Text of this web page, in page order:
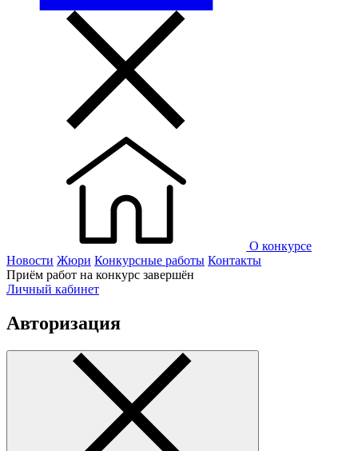
О конкурсе
Новости Жюри Конкурсные работы Контакты
Приём работ на конкурс завершён
Личный кабинет
Авторизация